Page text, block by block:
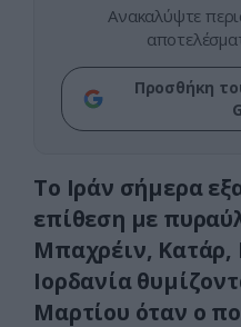
Ανακαλύψτε
Προσθήκη
Το Ιράν σήμερα
επίθεση με
Μπαχρέιν, Κατάρ,
Ιορδανία
Μαρτίου όταν ο